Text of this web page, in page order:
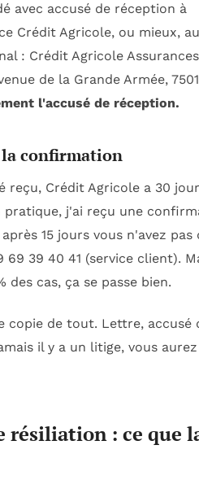
avec accusé de réception à
Crédit Agricole, ou mieux, au
: Crédit Agricole
de la Grande Armée,
l'accusé de réception.
la confirmation
reçu, Crédit Agricole a 30
pratique, j'ai reçu une
15 jours vous n'avez pas
69 39 40 41 (service client).
des cas, ça se passe bien.
copie de tout. Lettre, accusé
il y a un litige, vous
résiliation : ce que